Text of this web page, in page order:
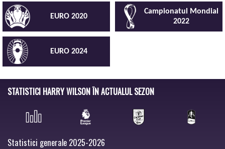
EURO 2020
Campionatul Mondial
2022
EURO 2024
STATISTICI HARRY WILSON ÎN ACTUALUL SEZON
Statistici generale 2025-2026